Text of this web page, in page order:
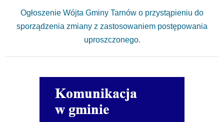
Ogłoszenie Wójta Gminy Tarnów o przystąpieniu do
sporządzenia zmiany z zastosowaniem postępowania
uproszczonego.